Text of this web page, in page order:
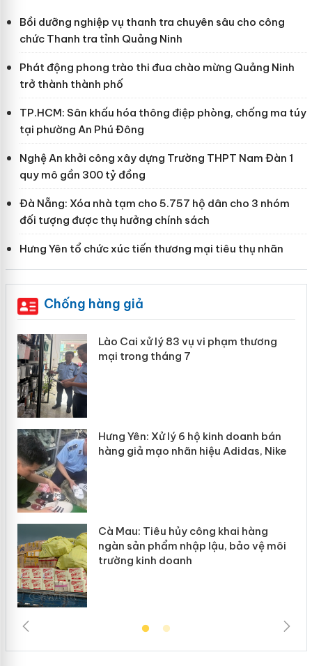
Bồi dưỡng nghiệp vụ thanh tra chuyên sâu cho công
chức Thanh tra tỉnh Quảng Ninh
Phát động phong trào thi đua chào mừng Quảng Ninh
trở thành thành phố
TP.HCM: Sân khấu hóa thông điệp phòng, chống ma túy
tại phường An Phú Đông
Nghệ An khởi công xây dựng Trường THPT Nam Đàn 1
quy mô gần 300 tỷ đồng
Đà Nẵng: Xóa nhà tạm cho 5.757 hộ dân cho 3 nhóm
đối tượng được thụ hưởng chính sách
Hưng Yên tổ chức xúc tiến thương mại tiêu thụ nhãn
Chống hàng giả
Lào Cai xử lý 83 vụ vi phạm thương
mại trong tháng 7
Hưng Yên: Xử lý 6 hộ kinh doanh bán
hàng giả mạo nhãn hiệu Adidas, Nike
Cà Mau: Tiêu hủy công khai hàng
ngàn sản phẩm nhập lậu, bảo vệ môi
trường kinh doanh